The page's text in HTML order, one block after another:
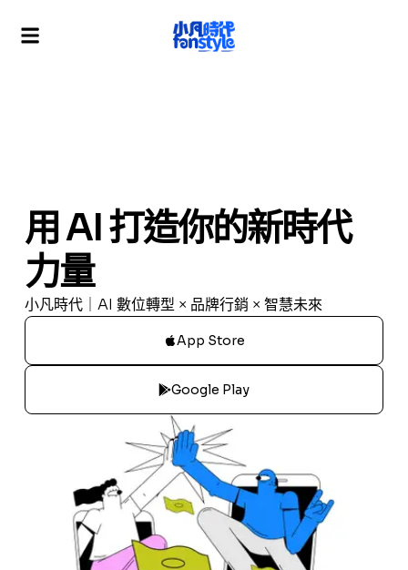
用 AI 打造你的新時代
力量
小凡時代｜AI 數位轉型 × 品牌行銷 × 智慧未來
App Store
Google Play